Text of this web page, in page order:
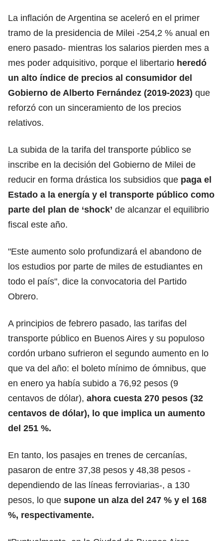
La inflación de Argentina se aceleró en el primer
tramo de la presidencia de Milei -254,2 % anual en
enero pasado- mientras los salarios pierden mes a
mes poder adquisitivo, porque el libertario heredó
un alto índice de precios al consumidor del
Gobierno de Alberto Fernández (2019-2023) que
reforzó con un sinceramiento de los precios
relativos.
La subida de la tarifa del transporte público se
inscribe en la decisión del Gobierno de Milei de
reducir en forma drástica los subsidios que paga el
Estado a la energía y el transporte público como
parte del plan de ‘shock’ de alcanzar el equilibrio
fiscal este año.
"Este aumento solo profundizará el abandono de
los estudios por parte de miles de estudiantes en
todo el país", dice la convocatoria del Partido
Obrero.
A principios de febrero pasado, las tarifas del
transporte público en Buenos Aires y su populoso
cordón urbano sufrieron el segundo aumento en lo
que va del año: el boleto mínimo de ómnibus, que
en enero ya había subido a 76,92 pesos (9
centavos de dólar), ahora cuesta 270 pesos (32
centavos de dólar), lo que implica un aumento
del 251 %.
En tanto, los pasajes en trenes de cercanías,
pasaron de entre 37,38 pesos y 48,38 pesos -
dependiendo de las líneas ferroviarias-, a 130
pesos, lo que supone un alza del 247 % y el 168
%, respectivamente.